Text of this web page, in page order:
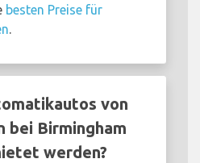
besten Preise für
.
von
bei Birmingham
werden?